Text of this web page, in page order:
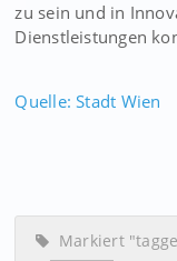
zu sein und in
Dienstleistungen
Quelle: Stadt Wien
Markiert